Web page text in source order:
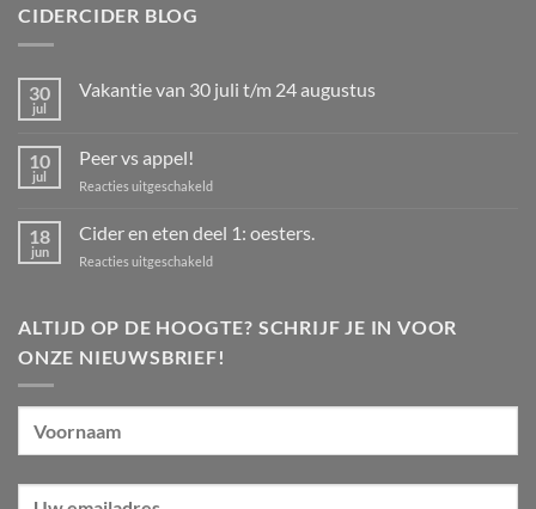
CIDERCIDER BLOG
30
jul
Vakantie van 30 juli t/m 24 augustus
Vakantie
30
24
augustus
10
jul
Peer vs appel!
Reacties uitgeschakeldvoor
vs
appel!
18
jun
Cider en eten deel 1: oesters.
Reacties uitgeschakeldvoor
eten
1:
ALTIJD OP DE HOOGTE? SCHRIJF JE IN VOOR
ONZE NIEUWSBRIEF!